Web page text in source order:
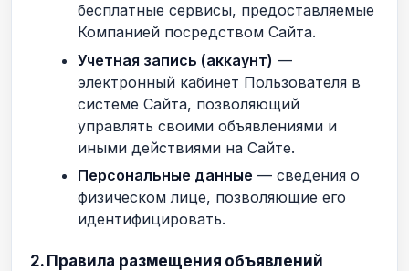
бесплатные сервисы, предоставляемые
Компанией посредством Сайта.
Учетная запись (аккаунт) —
электронный кабинет Пользователя в
системе Сайта, позволяющий
управлять своими объявлениями и
иными действиями на Сайте.
Персональные данные — сведения о
физическом лице, позволяющие его
идентифицировать.
2. Правила размещения объявлений